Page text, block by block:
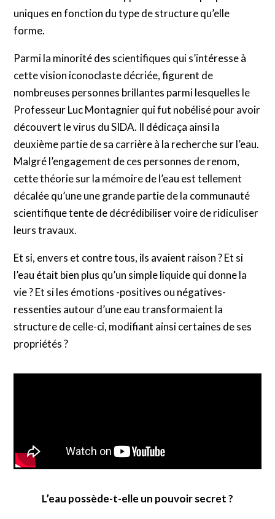
uniques en fonction du type de structure qu’elle
forme.
Parmi la minorité des scientifiques qui s’intéresse à
cette vision iconoclaste décriée, figurent de
nombreuses personnes brillantes parmi lesquelles le
Professeur Luc Montagnier qui fut nobélisé pour avoir
découvert le virus du SIDA. Il dédicaça ainsi la
deuxième partie de sa carrière à la recherche sur l’eau.
Malgré l’engagement de ces personnes de renom,
cette théorie sur la mémoire de l’eau est tellement
décalée qu’une une grande partie de la communauté
scientifique tente de décrédibiliser voire de ridiculiser
leurs travaux.
Et si, envers et contre tous, ils avaient raison ? Et si
l’eau était bien plus qu’un simple liquide qui donne la
vie ? Et si les émotions -positives ou négatives-
ressenties autour d’une eau transformaient la
structure de celle-ci, modifiant ainsi certaines de ses
propriétés ?
L’eau possède-t-elle un pouvoir secret ?